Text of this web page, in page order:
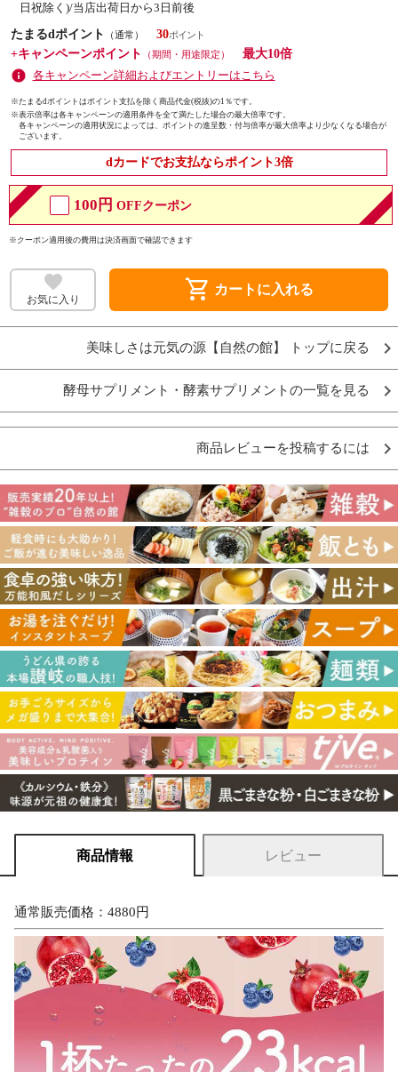
日祝除く)/当店出荷日から3日前後
たまるdポイント
（通常）
30
+キャンペーンポイント
（期間・用途限定）
最大10倍
各キャンペーン詳細およびエントリーはこちら
※たまるdポイントはポイント支払を除く商品代金(税抜)の1％です。
※表示倍率は各キャンペーンの適用条件を全て満たした場合の最大倍率です。
各キャンペーンの適用状況によっては、ポイントの進呈数・付与倍率が最大倍率より少なくなる場合が
ございます。
dカードでお支払ならポイント3倍
100円 OFFクーポン
※クーポン適用後の費用は決済画面で確認できます
お気に入り shopping_cart カートに入れる
美味しさは元気の源【自然の館】 トップに戻る
酵母サプリメント・酵素サプリメントの一覧を見る
商品レビューを投稿するには
商品情報 レビュー
通常販売価格：4880円